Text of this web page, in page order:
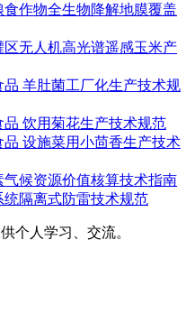
食作物全生物降解地膜覆盖
区无人机高光谱遥感玉米产
品 羊肚菌工厂化生产技术规
品 饮用菊花生产技术规范
品 设施菜用小茴香生产技术
气候资源价值核算技术指南
统隔离式防雷技术规范
个人学习、交流。